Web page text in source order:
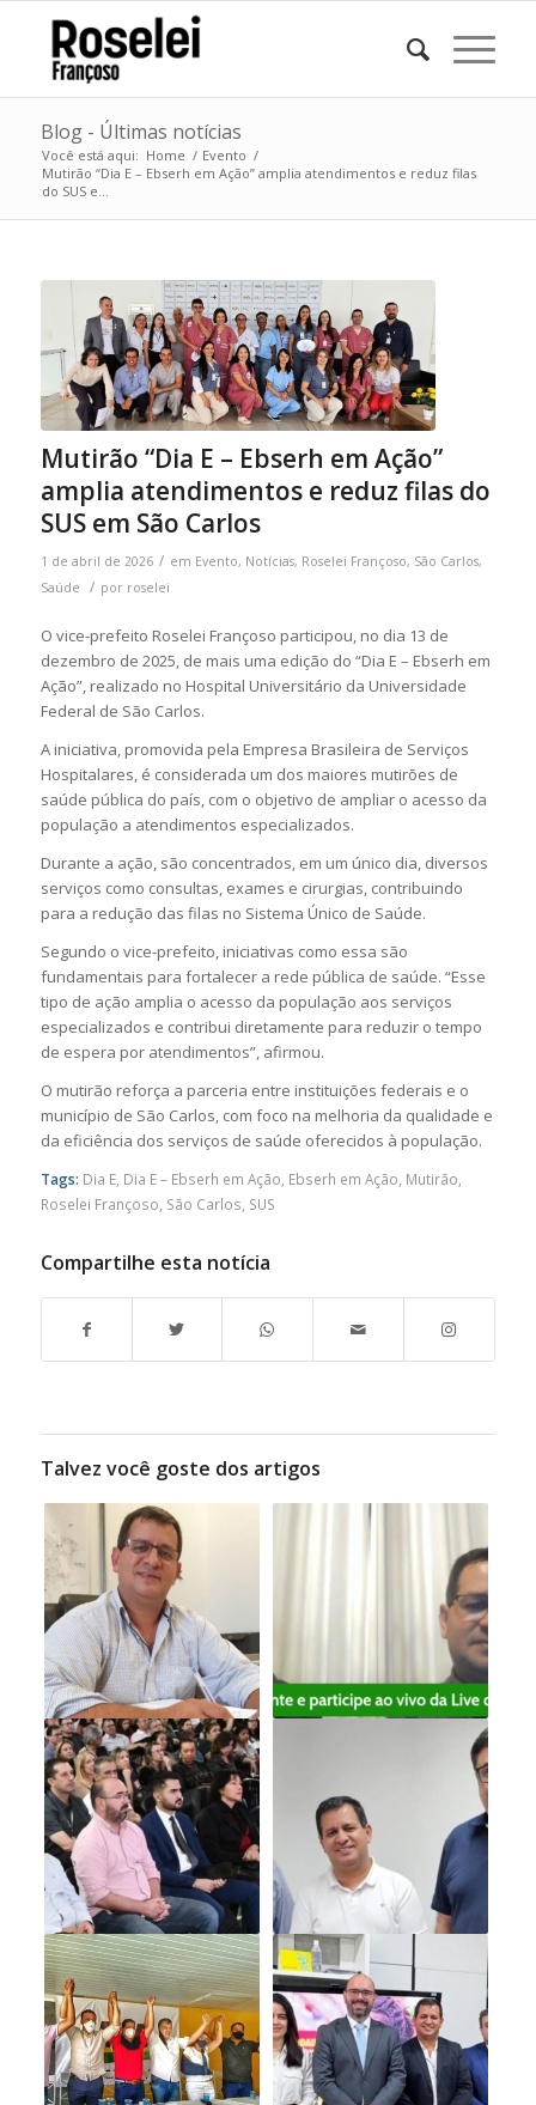
Blog - Últimas notícias
Você está aqui: Home / Evento /
Mutirão “Dia E – Ebserh em Ação” amplia atendimentos e reduz filas
do SUS e...
Mutirão “Dia E – Ebserh em Ação”
amplia atendimentos e reduz filas do
SUS em São Carlos
1 de abril de 2026 / em Evento, Notícias, Roselei Françoso, São Carlos,
Saúde
/ por roselei
O vice-prefeito Roselei Françoso participou, no dia 13 de
dezembro de 2025, de mais uma edição do “Dia E – Ebserh em
Ação”, realizado no Hospital Universitário da Universidade
Federal de São Carlos.
A iniciativa, promovida pela Empresa Brasileira de Serviços
Hospitalares, é considerada um dos maiores mutirões de
saúde pública do país, com o objetivo de ampliar o acesso da
população a atendimentos especializados.
Durante a ação, são concentrados, em um único dia, diversos
serviços como consultas, exames e cirurgias, contribuindo
para a redução das filas no Sistema Único de Saúde.
Segundo o vice-prefeito, iniciativas como essa são
fundamentais para fortalecer a rede pública de saúde. “Esse
tipo de ação amplia o acesso da população aos serviços
especializados e contribui diretamente para reduzir o tempo
de espera por atendimentos”, afirmou.
O mutirão reforça a parceria entre instituições federais e o
município de São Carlos, com foco na melhoria da qualidade e
da eficiência dos serviços de saúde oferecidos à população.
Tags: Dia E, Dia E – Ebserh em Ação Ebserh em Ação Mutirão
Roselei Françoso São Carlos SUS
Compartilhe esta notícia
Talvez você goste dos artigos